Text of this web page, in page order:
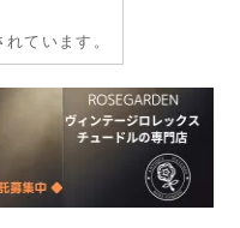
ています。